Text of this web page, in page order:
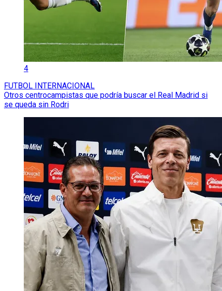
4
FUTBOL INTERNACIONAL
Otros centrocampistas que podría buscar el Real Madrid si
se queda sin Rodri